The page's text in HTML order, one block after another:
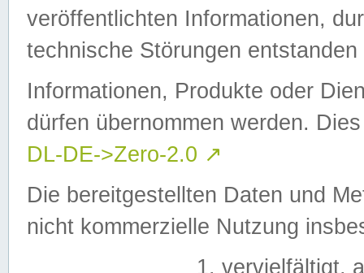
veröffentlichten Informationen,
technische Störungen
Informationen, Produkte oder
dürfen übernommen werden.
DL-DE->Zero-2.0 ↗
Die bereitgestellten Daten und
nicht kommerzielle Nutzung
vervielfältigt,